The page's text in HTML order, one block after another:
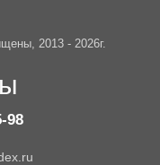
2013 - 2026г.
98